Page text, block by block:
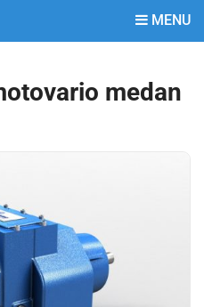
MENU
medan